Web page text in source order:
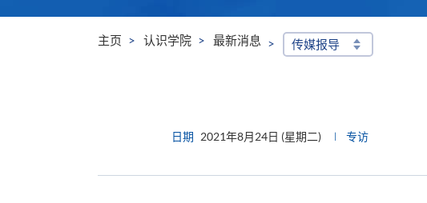
主页 认识学院 最新消息 传媒报导
日期 2021年8月24日 (星期二) 专访